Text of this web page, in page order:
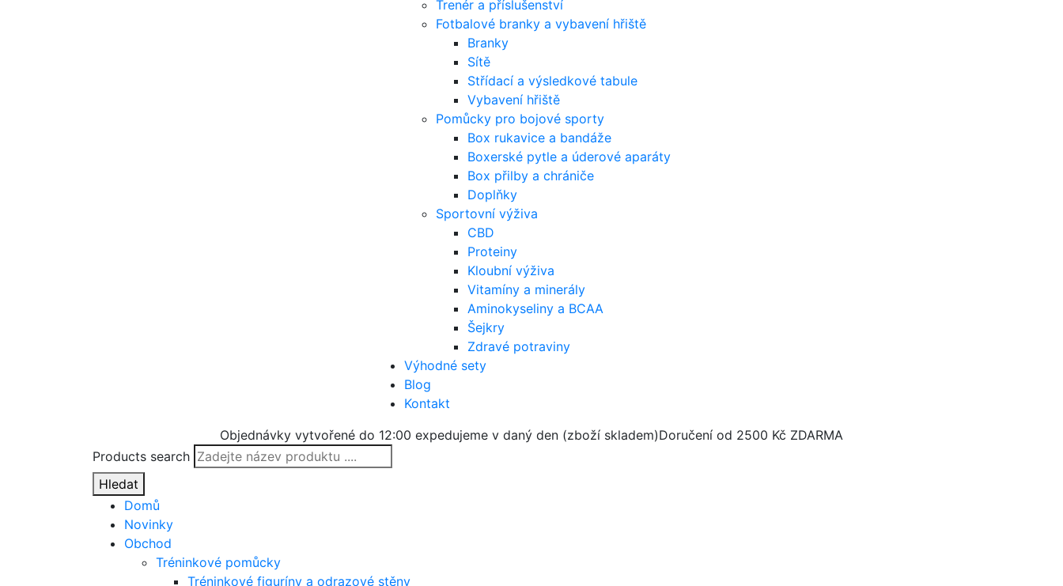
Trenér a příslušenství
Fotbalové branky a vybavení hřiště
Branky
Sítě
Střídací a výsledkové tabule
Vybavení hřiště
Pomůcky pro bojové sporty
Box rukavice a bandáže
Boxerské pytle a úderové aparáty
Box přilby a chrániče
Doplňky
Sportovní výživa
CBD
Proteiny
Kloubní výživa
Vitamíny a minerály
Aminokyseliny a BCAA
Šejkry
Zdravé potraviny
Výhodné sety
Blog
Kontakt
Objednávky vytvořené do 12:00 expedujeme v daný den (zboží skladem)Doručení od 2500 Kč ZDARMA
Products search
Hledat
Domů
Novinky
Obchod
Tréninkové pomůcky
Tréninkové figuríny a odrazové stěny